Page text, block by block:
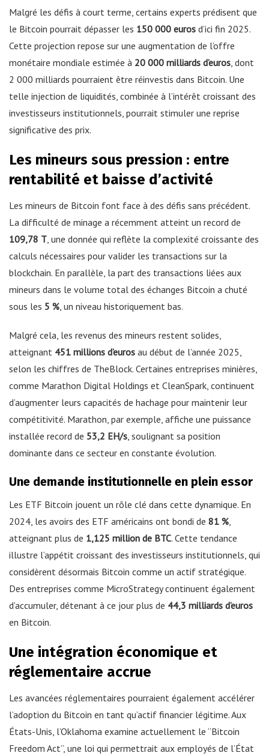
Malgré les défis à court terme, certains experts prédisent que
le Bitcoin pourrait dépasser les 150 000 euros d’ici fin 2025.
Cette projection repose sur une augmentation de l’offre
monétaire mondiale estimée à 20 000 milliards d’euros, dont
2 000 milliards pourraient être réinvestis dans Bitcoin. Une
telle injection de liquidités, combinée à l’intérêt croissant des
investisseurs institutionnels, pourrait stimuler une reprise
significative des prix.
Les mineurs sous pression : entre
rentabilité et baisse d’activité
Les mineurs de Bitcoin font face à des défis sans précédent.
La difficulté de minage a récemment atteint un record de
109,78 T, une donnée qui reflète la complexité croissante des
calculs nécessaires pour valider les transactions sur la
blockchain. En parallèle, la part des transactions liées aux
mineurs dans le volume total des échanges Bitcoin a chuté
sous les 5 %, un niveau historiquement bas.
Malgré cela, les revenus des mineurs restent solides,
atteignant 451 millions d’euros au début de l’année 2025,
selon les chiffres de TheBlock. Certaines entreprises minières,
comme Marathon Digital Holdings et CleanSpark, continuent
d’augmenter leurs capacités de hachage pour maintenir leur
compétitivité. Marathon, par exemple, affiche une puissance
installée record de 53,2 EH/s, soulignant sa position
dominante dans ce secteur en constante évolution.
Une demande institutionnelle en plein essor
Les ETF Bitcoin jouent un rôle clé dans cette dynamique. En
2024, les avoirs des ETF américains ont bondi de 81 %,
atteignant plus de 1,125 million de BTC. Cette tendance
illustre l’appétit croissant des investisseurs institutionnels, qui
considèrent désormais Bitcoin comme un actif stratégique.
Des entreprises comme MicroStrategy continuent également
d’accumuler, détenant à ce jour plus de 44,3 milliards d’euros
en Bitcoin.
Une intégration économique et
réglementaire accrue
Les avancées réglementaires pourraient également accélérer
l’adoption du Bitcoin en tant qu’actif financier légitime. Aux
États-Unis, l’Oklahoma examine actuellement le “Bitcoin
Freedom Act”, une loi qui permettrait aux employés de l’État